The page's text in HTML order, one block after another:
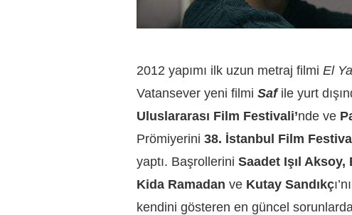
2012 yapımı ilk uzun metraj filmi El
Vatansever yeni filmi Safile yurt
Uluslararası Film Festivali’nde ve
Prömiyerini 38. İstanbul Film
yaptı. Başrollerini Saadet Işıl
Kida Ramadan ve Kutay Sandıkç
kendini gösteren en güncel